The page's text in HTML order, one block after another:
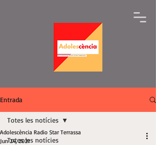
Entrada
Totes les notícies
Totes les notícies
Adolescència Radio Star Terrassa
Jun 24, 2021